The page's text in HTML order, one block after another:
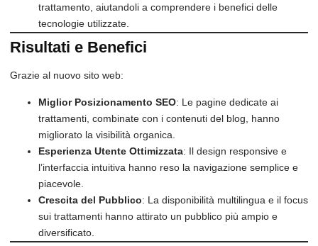
trattamento, aiutandoli a comprendere i benefici delle
tecnologie utilizzate.
Risultati e Benefici
Grazie al nuovo sito web:
Miglior Posizionamento SEO: Le pagine dedicate ai
trattamenti, combinate con i contenuti del blog, hanno
migliorato la visibilità organica.
Esperienza Utente Ottimizzata: Il design responsive e
l’interfaccia intuitiva hanno reso la navigazione semplice e
piacevole.
Crescita del Pubblico: La disponibilità multilingua e il focus
sui trattamenti hanno attirato un pubblico più ampio e
diversificato.